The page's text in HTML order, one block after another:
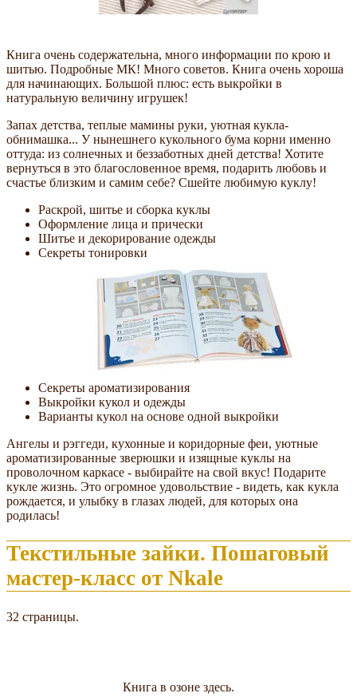
Книга очень содержательна, много информации по крою и
шитью. Подробные МК! Много советов. Книга очень хороша
для начинающих. Большой плюс: есть выкройки в
натуральную величину игрушек!
Запах детства, теплые мамины руки, уютная кукла-
обнимашка... У нынешнего кукольного бума корни именно
оттуда: из солнечных и беззаботных дней детства! Хотите
вернуться в это благословенное время, подарить любовь и
счастье близким и самим себе? Сшейте любимую куклу!
Раскрой, шитье и сборка куклы
Оформление лица и прически
Шитье и декорирование одежды
Секреты тонировки
Секреты ароматизирования
Выкройки кукол и одежды
Варианты кукол на основе одной выкройки
Ангелы и рэггеди, кухонные и коридорные феи, уютные
ароматизированные зверюшки и изящные куклы на
проволочном каркасе - выбирайте на свой вкус! Подарите
кукле жизнь. Это огромное удовольствие - видеть, как кукла
рождается, и улыбку в глазах людей, для которых она
родилась!
Текстильные зайки. Пошаговый
мастер-класс от Nkale
32 страницы.
Книга в озоне здесь.